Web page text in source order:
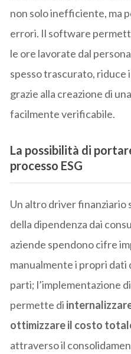
non solo inefficiente, ma
errori. Il software
le ore lavorate dal
spesso trascurato, riduce
grazie alla creazione di
facilmente verificabile.
La possibilità di
processo ESG
Un altro driver finanziario
della dipendenza dai
aziende spendono cifre
manualmente i propri
parti; l’implementazione
permette di
ottimizzare il costo
attraverso il